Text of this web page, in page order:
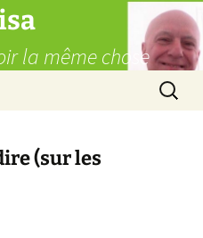
la même chose
(sur les